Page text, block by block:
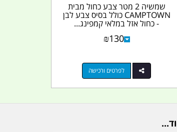
שמשיה 2 מטר צבע כחול ­מבית
CAMPTOWN כולל בסיס צבע לבן
- כחול אזל במלאי קמפינג...
₪130
לפרטים ורכישה